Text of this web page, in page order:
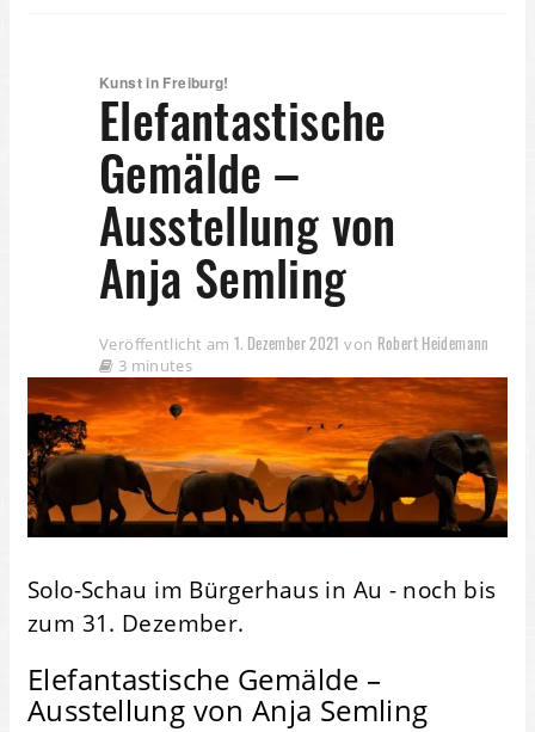
Kunst in Freiburg!
Elefantastische
Gemälde –
Ausstellung von
Anja Semling
Veröffentlicht am 1. Dezember 2021 von Robert Heidemann
3 minutes
Solo-Schau im Bürgerhaus in Au - noch bis
zum 31. Dezember.
Elefantastische Gemälde –
Ausstellung von Anja Semling